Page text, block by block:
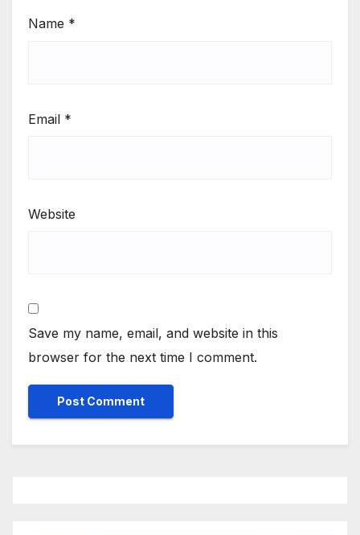
Name *
Email *
Website
Save my name, email, and website in this
browser for the next time I comment.